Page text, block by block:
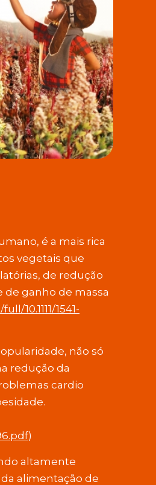
é a mais rica
vegetais que
de redução
ganho de massa
10.1111/1541-
não só
redução da
cardio
)
altamente
alimentação de